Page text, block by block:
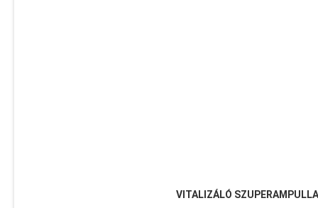
VITALIZÁLÓ